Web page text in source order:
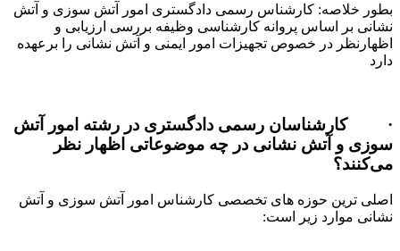
بطور خلاصه: کارشناس رسمی دادگستری امور آتش سوزی و آتش
نشانی بر اساس پروانه کارشناسی وظیفه بررسی ارزیابی و
اظهارنظر در خصوص تجهیزات امور ایمنی و آتش نشانی را برعهده
دارد
· کارشناسان رسمی دادگستری در رشته امور آتش
سوزی و آتش نشانی در چه موضوعاتی اظهار نظر
می‌کنند؟
اصلی ترین حوزه های تخصصی کارشناس امور آتش سوزی و آتش
نشانی موارد زیر است: